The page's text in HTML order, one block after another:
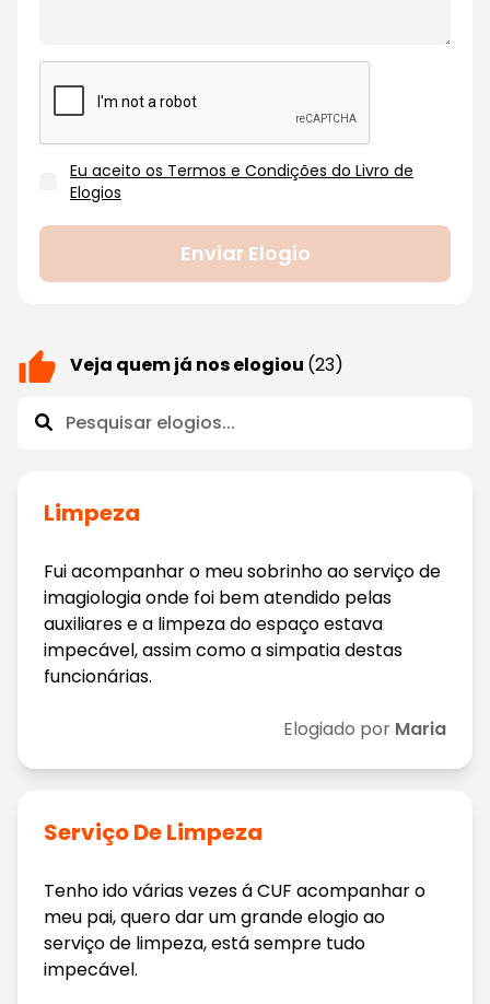
Veja quem já nos elogiou (23)
Limpeza
Fui acompanhar o meu sobrinho ao serviço de
imagiologia onde foi bem atendido pelas
auxiliares e a limpeza do espaço estava
impecável, assim como a simpatia destas
funcionárias.
Elogiado por Maria
Serviço De Limpeza
Tenho ido várias vezes á CUF acompanhar o
meu pai, quero dar um grande elogio ao
serviço de limpeza, está sempre tudo
impecável.
Eu aceito os Termos e Condições do Livro de
Elogios
Enviar Elogio